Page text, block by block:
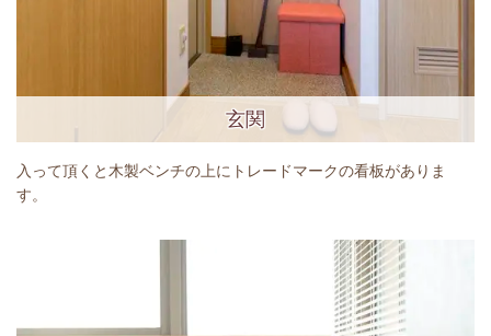
玄関
入って頂くと木製ベンチの上にトレードマークの看板がありま
す。